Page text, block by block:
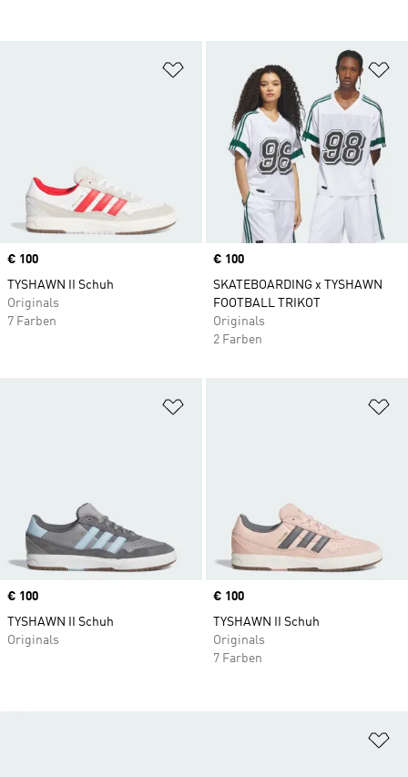
Zur Wunschliste hinzufügen
Price
€ 100
TYSHAWN II Schuh
Originals
7 Farben
Price
€ 100
SKATEBOARDING x TYSHAWN
FOOTBALL TRIKOT
Originals
2 Farben
Price
€ 100
TYSHAWN II Schuh
Originals
Price
€ 100
TYSHAWN II Schuh
Originals
7 Farben